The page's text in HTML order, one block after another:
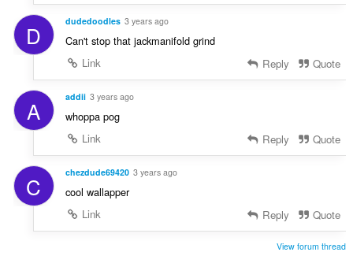
D dudedoodles 3 years ago
Can't stop that jackmanifold grind
Link
Reply Quote
A addii 3 years ago
whoppa pog
Link
Reply Quote
C chezdude69420 3 years ago
cool wallapper
Link
Reply Quote
View forum thread